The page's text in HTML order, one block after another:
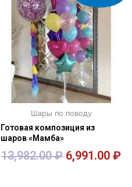
Шары по поводу
Готовая композиция из
шаров «Мамба»
13,982.00₽ 6,991.00₽